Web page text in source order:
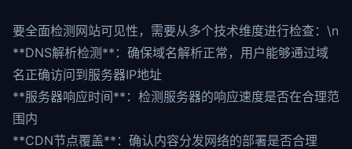
要全面检测网站可见性，需要从多个技术维度进行检查：\n
**DNS解析检测**：确保域名解析正常，用户能够通过域
名正确访问到服务器IP地址
**服务器响应时间**：检测服务器的响应速度是否在合理范
围内
**CDN节点覆盖**：确认内容分发网络的部署是否合理